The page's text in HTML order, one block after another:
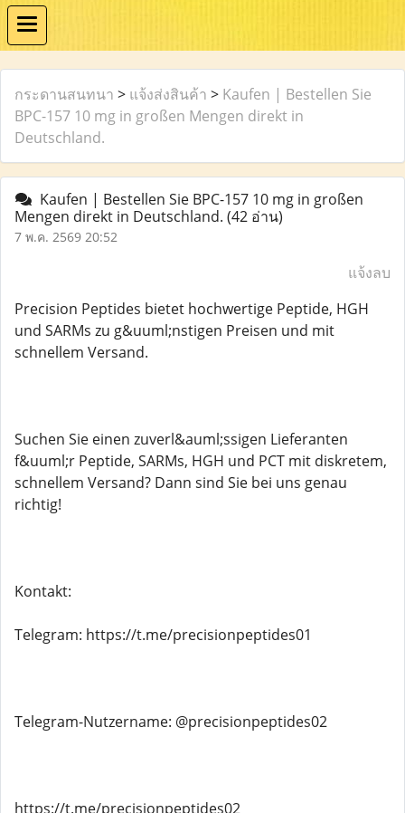
กระดานสนทนา > แจ้งส่งสินค้า > Kaufen | Bestellen Sie
BPC-157 10 mg in großen Mengen direkt in
Deutschland.
Kaufen | Bestellen Sie BPC-157 10 mg in großen
Mengen direkt in Deutschland. (42 อ่าน)
7 พ.ค. 2569 20:52
แจ้งลบ
Precision Peptides bietet hochwertige Peptide, HGH
und SARMs zu g&uuml;nstigen Preisen und mit
schnellem Versand.
Suchen Sie einen zuverl&auml;ssigen Lieferanten
f&uuml;r Peptide, SARMs, HGH und PCT mit diskretem,
schnellem Versand? Dann sind Sie bei uns genau
richtig!
Kontakt:
Telegram: https://t.me/precisionpeptides01
Telegram-Nutzername: @precisionpeptides02
https://t.me/precisionpeptides02